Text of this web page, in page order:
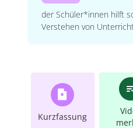
der Schüler*innen hilft
Verstehen von
Kurzfassung